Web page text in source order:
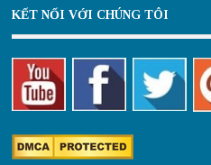
KẾT NỐI VỚI CHÚNG TÔI